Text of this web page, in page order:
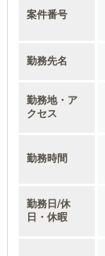
案件番号
勤務先名
勤務地・ア
クセス
勤務時間
勤務日/休
日・休暇